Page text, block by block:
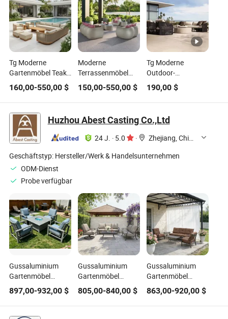
Tg Moderne
Gartenmöbel Teak
Garten Wasserfest
Luxus Patio Villa
Hotel Holz Sofaset
160,00-550,00 $
Moderne
Terrassenmöbel
Freizeit Rattan
Zweisitzer Sofas
Außen Garten
Sofa Set
150,00-550,00$
Tg Moderne
Outdoor-
Sofagarnitur -
Wasserfest UV-
Schutz Langlebiges
Möbel Sofa
190,00$
Huzhou Abest Casting Co.,Ltd
24 J. · 5.0 ·
Zhejiang, China
Geschäftstyp: Hersteller/Werk & Handelsunternehmen
ODM-Dienst
Probe verfügbar
Gussaluminium
Gartenmöbel
Außenmöbel
Morton Feuerstelle
& Sofaset
897,00-932,00 $
Gussaluminium
Gartenmöbel
Außenmöbel
Geflecht Sofa Set
805,00-840,00$
Gussaluminium
Gartenmöbel
Außenmöbel Rosie
Sofaset
863,00-920,00$